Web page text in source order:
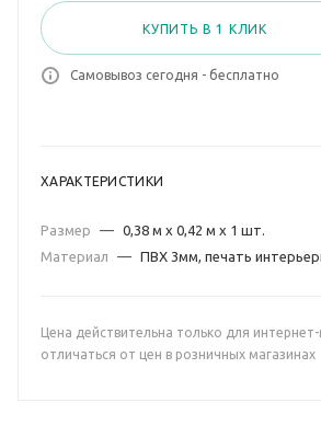
КУПИТЬ В 1 КЛИК
Самовывоз сегодня - бесплатно
ХАРАКТЕРИСТИКИ
Размер — 0,38 м х 0,42 м х 1 шт.
Материал
— ПВХ 3мм, печать
Цена действительна только для
отличаться от цен в розничных магазинах